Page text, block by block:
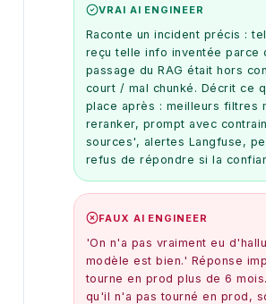
VRAI AI ENGINEER
Raconte un incident précis :
reçu telle info inventée parce
passage du RAG était hors
court / mal chunké. Décrit ce
place après : meilleurs filtres
reranker, prompt avec
sources', alertes Langfuse,
refus de répondre si la
FAUX AI ENGINEER
'On n'a pas vraiment eu
modèle est bien.' Réponse
tourne en prod plus de 6
qu'il n'a pas tourné en prod,